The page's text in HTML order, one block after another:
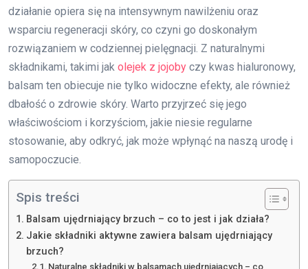
działanie opiera się na intensywnym nawilżeniu oraz
wsparciu regeneracji skóry, co czyni go doskonałym
rozwiązaniem w codziennej pielęgnacji. Z naturalnymi
składnikami, takimi jak olejek z jojoby czy kwas hialuronowy,
balsam ten obiecuje nie tylko widoczne efekty, ale również
dbałość o zdrowie skóry. Warto przyjrzeć się jego
właściwościom i korzyściom, jakie niesie regularne
stosowanie, aby odkryć, jak może wpłynąć na naszą urodę i
samopoczucie.
Spis treści
Balsam ujędrniający brzuch – co to jest i jak działa?
Jakie składniki aktywne zawiera balsam ujędrniający
brzuch?
Naturalne składniki w balsamach ujędrniających – co